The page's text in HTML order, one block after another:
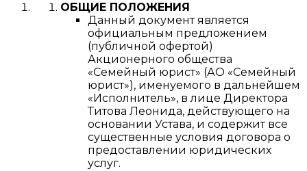
ОБЩИЕ ПОЛОЖЕНИЯ
Данный документ является
официальным предложением
(публичной офертой)
Акционерного общества
«Семейный юрист» (АО «Семейный
юрист»), именуемого в дальнейшем
«Исполнитель», в лице Директора
Титова Леонида, действующего на
основании Устава, и содержит все
существенные условия договора о
предоставлении юридических
услуг.